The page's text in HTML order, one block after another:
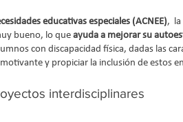
educativas especiales (ACNEE),
bueno, lo que ayuda a mejorar su
con discapacidad física, dadas las
y propiciar la inclusión de estos
interdisciplinares